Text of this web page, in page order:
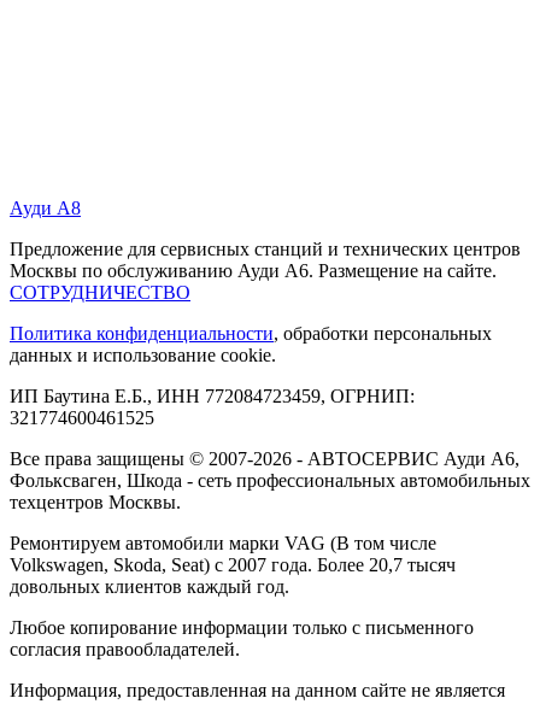
Ауди А8
Предложение для сервисных станций и технических центров
Москвы по обслуживанию Ауди А6. Размещение на сайте.
СОТРУДНИЧЕСТВО
Политика конфиденциальности, обработки персональных
данных и использование cookie.
ИП Баутина Е.Б., ИНН 772084723459, ОГРНИП:
321774600461525
Все права защищены © 2007-2026 - АВТОСЕРВИС Ауди А6,
Фольксваген, Шкода - сеть профессиональных автомобильных
техцентров Москвы.
Ремонтируем автомобили марки VAG (В том числе
Volkswagen, Skoda, Seat) с 2007 года. Более 20,7 тысяч
довольных клиентов каждый год.
Любое копирование информации только с письменного
согласия правообладателей.
Информация, предоставленная на данном сайте не является